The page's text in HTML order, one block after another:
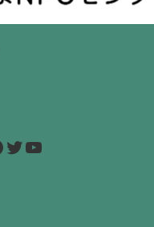
Twitter YouTube